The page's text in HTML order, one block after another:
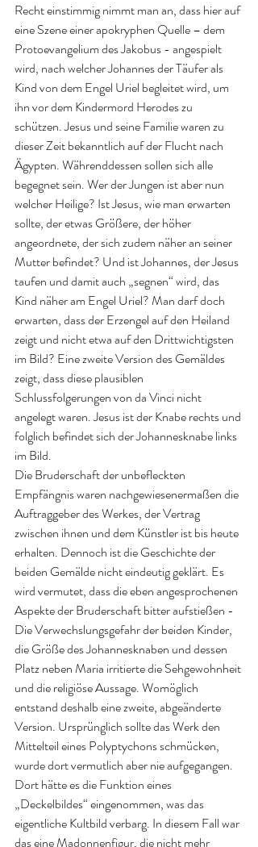
Recht einstimmig nimmt man an, dass hier auf
eine Szene einer apokryphen Quelle – dem
Protoevangelium des Jakobus - angespielt
wird, nach welcher Johannes der Täufer als
Kind von dem Engel Uriel begleitet wird, um
ihn vor dem Kindermord Herodes zu
schützen. Jesus und seine Familie waren zu
dieser Zeit bekanntlich auf der Flucht nach
Ägypten. Währenddessen sollen sich alle
begegnet sein. Wer der Jungen ist aber nun
welcher Heilige? Ist Jesus, wie man erwarten
sollte, der etwas Größere, der höher
angeordnete, der sich zudem näher an seiner
Mutter befindet? Und ist Johannes, der Jesus
taufen und damit auch „segnen“ wird, das
Kind näher am Engel Uriel? Man darf doch
erwarten, dass der Erzengel auf den Heiland
zeigt und nicht etwa auf den Drittwichtigsten
im Bild? Eine zweite Version des Gemäldes
zeigt, dass diese plausiblen
Schlussfolgerungen von da Vinci nicht
angelegt waren. Jesus ist der Knabe rechts und
folglich befindet sich der Johannesknabe links
im Bild.
Die Bruderschaft der unbefleckten
Empfängnis waren nachgewiesenermaßen die
Auftraggeber des Werkes, der Vertrag
zwischen ihnen und dem Künstler ist bis heute
erhalten. Dennoch ist die Geschichte der
beiden Gemälde nicht eindeutig geklärt. Es
wird vermutet, dass die eben angesprochenen
Aspekte der Bruderschaft bitter aufstießen -
Die Verwechslungsgefahr der beiden Kinder,
die Größe des Johannesknaben und dessen
Platz neben Maria irritierte die Sehgewohnheit
und die religiöse Aussage. Womöglich
entstand deshalb eine zweite, abgeänderte
Version. Ursprünglich sollte das Werk den
Mittelteil eines Polyptychons schmücken,
wurde dort vermutlich aber nie aufgegangen.
Dort hätte es die Funktion eines
„Deckelbildes“ eingenommen, was das
eigentliche Kultbild verbarg. In diesem Fall war
das eine Madonnenfigur, die nicht mehr